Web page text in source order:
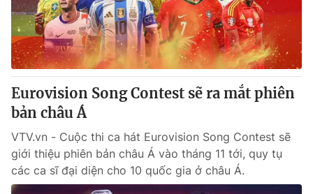
Eurovision Song Contest sẽ ra mắt phiên
bản châu Á
VTV.vn - Cuộc thi ca hát Eurovision Song Contest sẽ
giới thiệu phiên bản châu Á vào tháng 11 tới, quy tụ
các ca sĩ đại diện cho 10 quốc gia ở châu Á.